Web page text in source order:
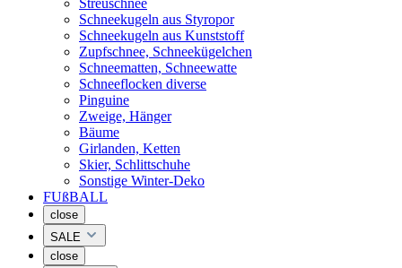
Schneekugeln aus Styropor
Schneekugeln aus Kunststoff
Zupfschnee, Schneekügelchen
Schneematten, Schneewatte
Schneeflocken diverse
Pinguine
Zweige, Hänger
Bäume
Girlanden, Ketten
Skier, Schlittschuhe
Sonstige Winter-Deko
FUßBALL
close
SALE
close